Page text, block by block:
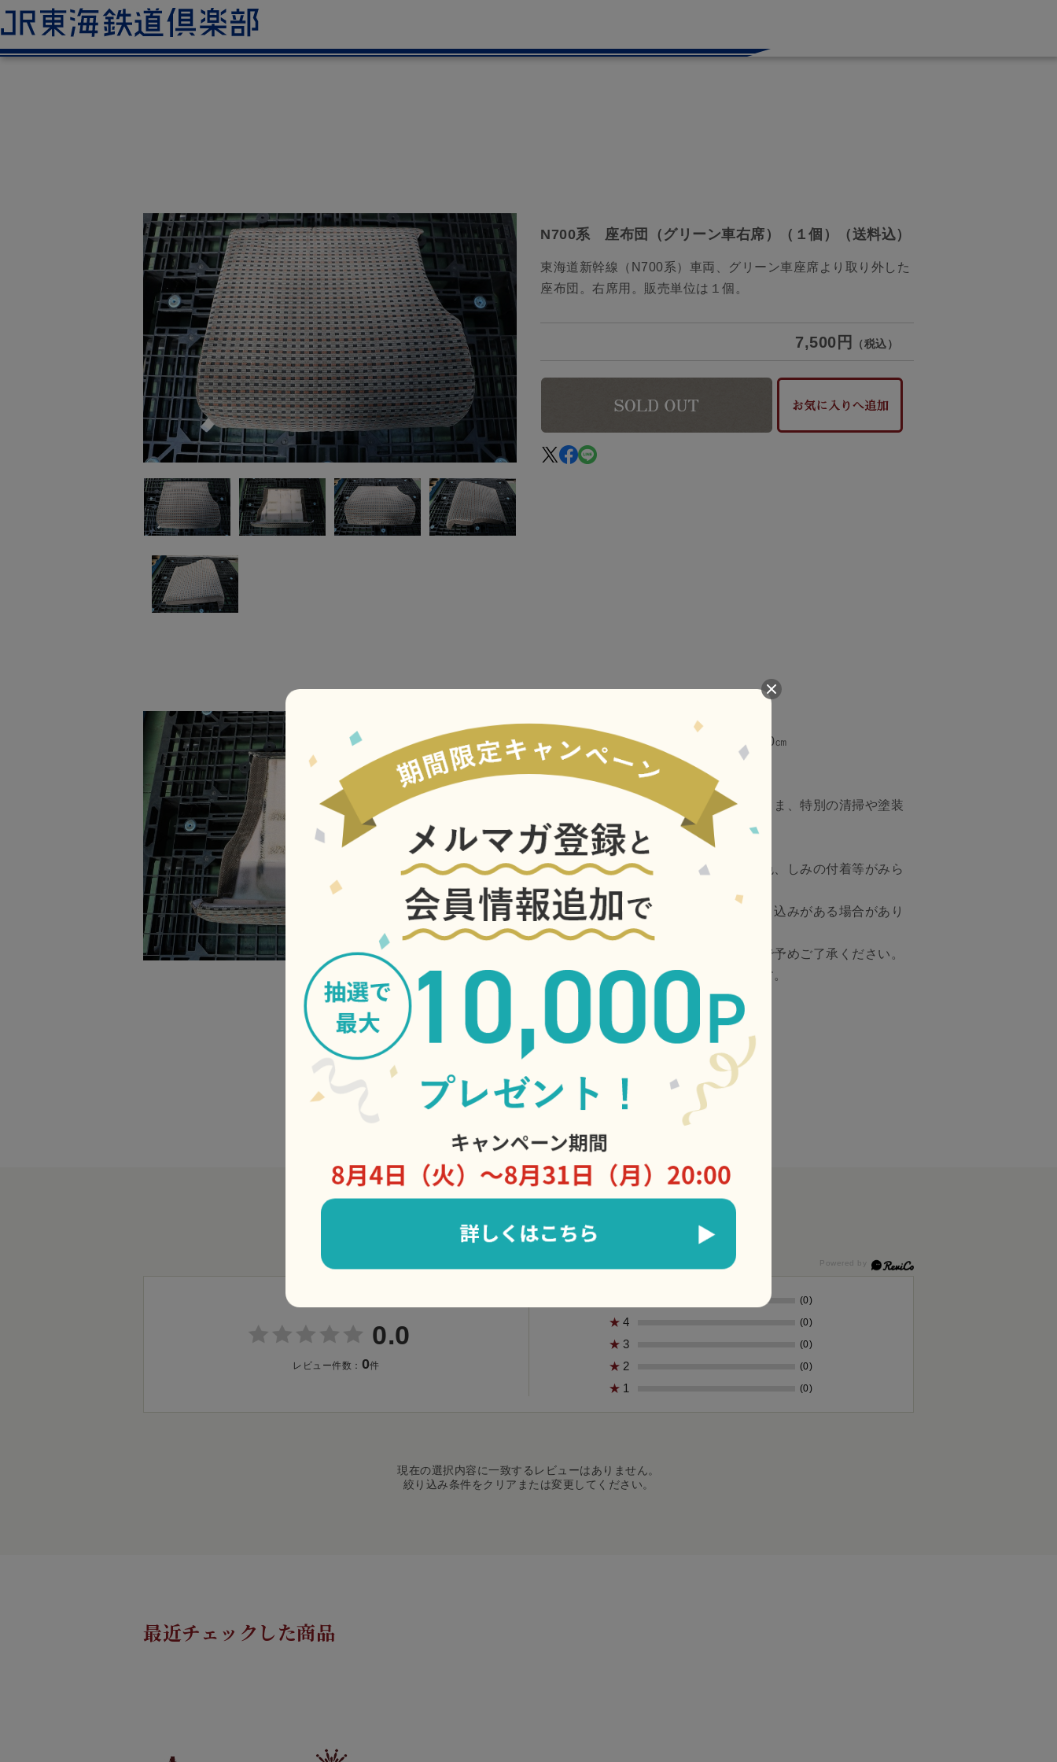
N700系 座布団（グリーン車右席）（１個）（送料込）
東海道新幹線（N700系）車両、グリーン車座席より取り外した
座布団。右席用。販売単位は１個。
7,500円 （税込）
【販売商品のご注意】
本体サイズ：W約54㎝×D約50㎝×H約20㎝
重さ：約0.5kg
※商品は、車両から取り外した状態のまま、特別の清掃や塗装
は行わずにお届けいたします。
※編成番号の開示は致しません。
※経年による、座面の擦れや裏面の変色、しみの付着等がみら
れる場合があります。
※裏面に、マジック等による文字の書き込みがある場合があり
ます。
※配送日時のご指定はできかねますので予めご了承ください。
配送はヤマト運輸株式会社が担当します。
※写真はすべてイメージです。
この商品に届いた声
0.0
レビュー件数： 0件
(0)
★ 4 (0)
★ 3 (0)
★ 2 (0)
★ 1 (0)
現在の選択内容に一致するレビューはありません。
絞り込み条件をクリアまたは変更してください。
最近チェックした商品